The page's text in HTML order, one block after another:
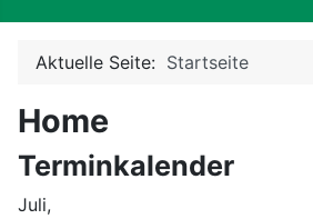
Aktuelle Seite: Startseite
Home
Terminkalender
Juli,